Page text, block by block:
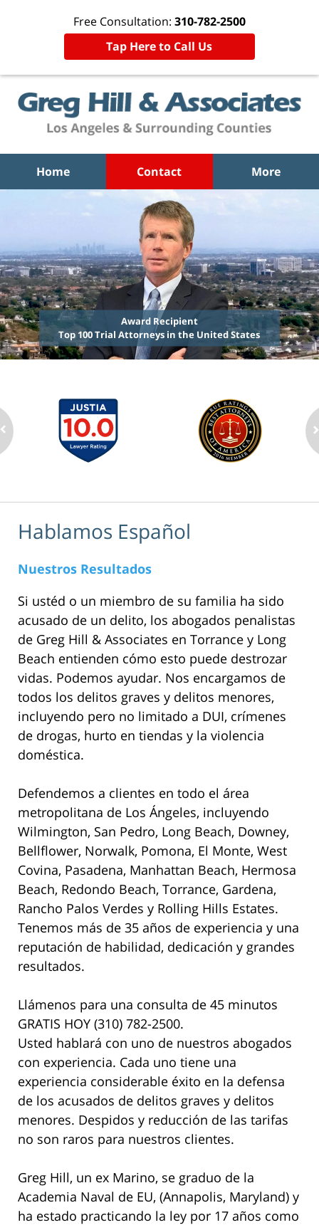
Free Consultation: 310-782-2500
Tap Here to Call Us
Home Contact More
Award Recipient
Top 100 Trial Attorneys in the United States
Hablamos Español
Nuestros Resultados
Si ustéd o un miembro de su familia ha sido
acusado de un delito, los abogados penalistas
de Greg Hill & Associates en Torrance y Long
Beach entienden cómo esto puede destrozar
vidas. Podemos ayudar. Nos encargamos de
todos los delitos graves y delitos menores,
incluyendo pero no limitado a DUI, crímenes
de drogas, hurto en tiendas y la violencia
doméstica.
Defendemos a clientes en todo el área
metropolitana de Los Ángeles, incluyendo
Wilmington, San Pedro, Long Beach, Downey,
Bellflower, Norwalk, Pomona, El Monte, West
Covina, Pasadena, Manhattan Beach, Hermosa
Beach, Redondo Beach, Torrance, Gardena,
Rancho Palos Verdes y Rolling Hills Estates.
Tenemos más de 35 años de experiencia y una
reputación de habilidad, dedicación y grandes
resultados.
Llámenos para una consulta de 45 minutos
GRATIS HOY (310) 782-2500.
Usted hablará con uno de nuestros abogados
con experiencia. Cada uno tiene una
experiencia considerable éxito en la defensa
de los acusados de delitos graves y delitos
menores. Despidos y reducción de las tarifas
no son raros para nuestros clientes.
Greg Hill, un ex Marino, se graduo de la
Academia Naval de EU, (Annapolis, Maryland) y
ha estado practicando la ley por 17 años como